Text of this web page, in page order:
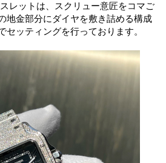
レットは、スクリュー意匠をコマご
地金部分にダイヤを敷き詰める構成
セッティングを行っております。